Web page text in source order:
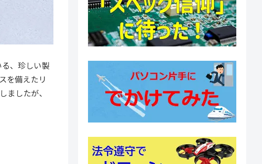
、珍しい製
を備えたリ
ましたが、